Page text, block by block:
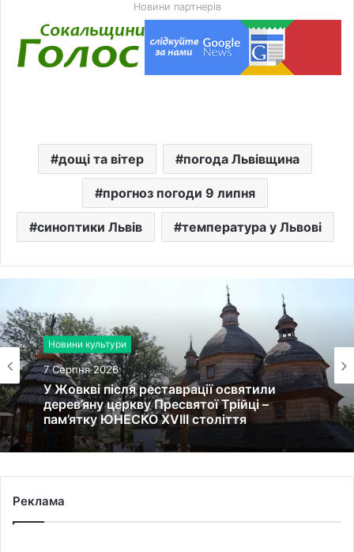
Новини партнерів
дощі та вітер погода Львівщина
прогноз погоди 9 липня
синоптики Львів температура у Львові
Новини культури
7 Серпня 2026
У Жовкві після реставрації освятили
дерев’яну церкву Пресвятої Трійці –
пам’ятку ЮНЕСКО XVIII століття
Реклама